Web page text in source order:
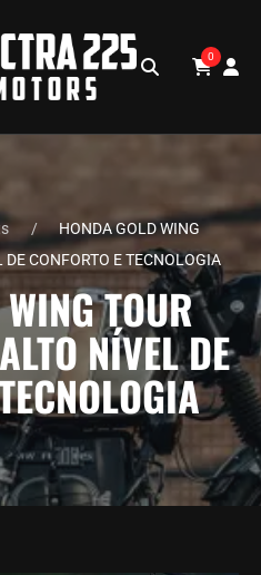
0
HONDA GOLD WING
CONFORTO E TECNOLOGIA
TOUR
NÍVEL DE